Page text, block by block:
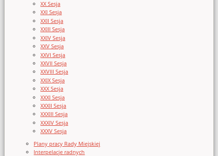
XX Sesja
XXI Sesja
XXII Sesja
XXIII Sesja
XXIV Sesja
XXV Sesja
XXVI Sesja
XXVII Sesja
XXVIII Sesja
XXIX Sesja
XXX Sesja
XXXI Sesja
XXXII Sesja
XXXIII Sesja
XXXIV Sesja
XXXV Sesja
Plany pracy Rady Miejskiej
Interpelacje radnych